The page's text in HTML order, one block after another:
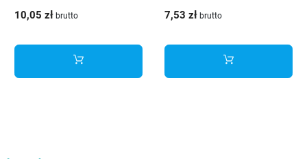
10,05 zł brutto 7,53 zł brutto